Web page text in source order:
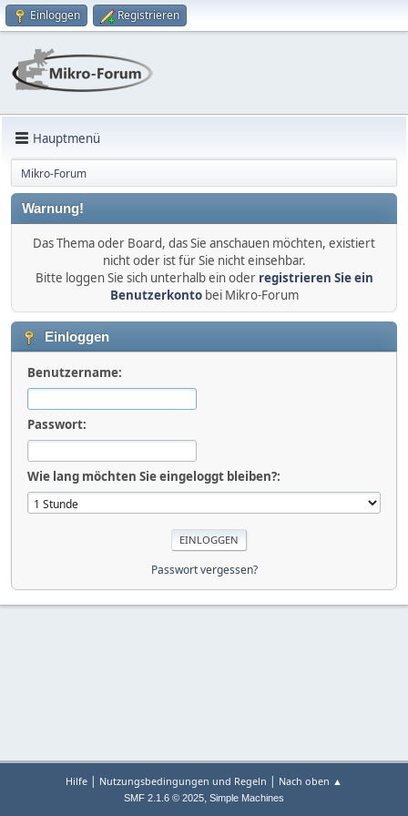
Einloggen Registrieren
Hauptmenü
Mikro-Forum
Warnung!
Das Thema oder Board, das Sie anschauen möchten, existiert
nicht oder ist für Sie nicht einsehbar.
Bitte loggen Sie sich unterhalb ein oder registrieren Sie ein
Benutzerkontobei Mikro-Forum
Einloggen
Benutzername:
Passwort:
Wie lang möchten Sie eingeloggt bleiben?:
Passwort vergessen?
Hilfe | Nutzungsbedingungen und Regeln | Nach oben ▲
SMF 2.1.6 © 2025, Simple Machines